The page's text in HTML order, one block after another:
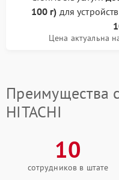
100 г) для
Цена актуальна
Преимущества
HITACHI
10
сотрудников в штате